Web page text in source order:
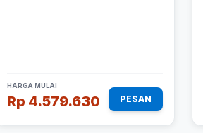
HARGA MULAI
Rp 4.579.630 PESAN